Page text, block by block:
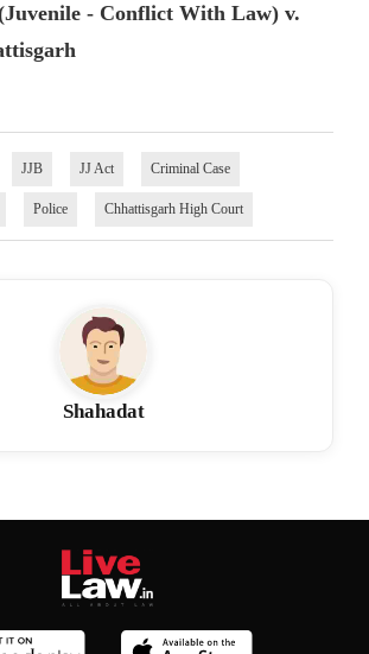
- Conflict With Law) v.
JJB JJ Act Criminal Case
Police Chhattisgarh High Court
Shahadat